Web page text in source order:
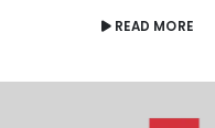
READ MORE